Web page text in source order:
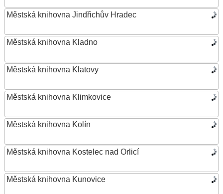
Městská knihovna Jindřichův Hradec
Městská knihovna Kladno
Městská knihovna Klatovy
Městská knihovna Klimkovice
Městská knihovna Kolín
Městská knihovna Kostelec nad Orlicí
Městská knihovna Kunovice